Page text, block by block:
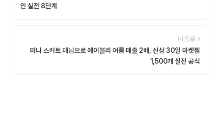
인 실전 8단계
다음글
미니 스커트 데님으로 에이블리 여름 매출 2배, 신상 30일 마켓찜
1,500개 실전 공식